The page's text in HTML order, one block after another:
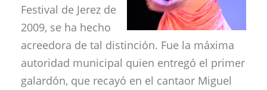
Festival de Jerez de
2009, se ha hecho
acreedora de tal distinción. Fue la máxima
autoridad municipal quien entregó el primer
galardón, que recayó en el cantaor Miguel